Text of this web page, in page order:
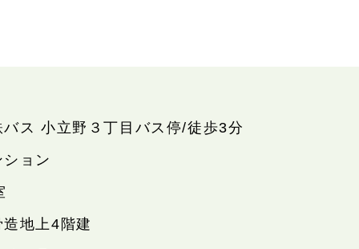
バス 小立野３丁目バス停/徒歩3分
ション
造地上4階建